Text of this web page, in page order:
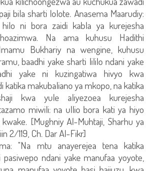
bila sharti lolote. Anasema Maarudiy:
ni bora zaidi kabla ya kurejesha
Na ama kuhusu Hadithi
Bukhariy na wengine, kuhusu
baadhi yake sharti lililo ndani yake
yake ni kuzingatiwa hivyo kwa
katika makubaliano ya mkopo, na katika
kwa yule aliyezoea kurejesha
miwili: na ullio bora kati ya hiyo
[Mughniy Al-Muhtaji, Sharhu ya
2/119, Ch. Dar Al-Fikr]
"Na mtu anayerejea tena katika
ndani yake manufaa yoyote,